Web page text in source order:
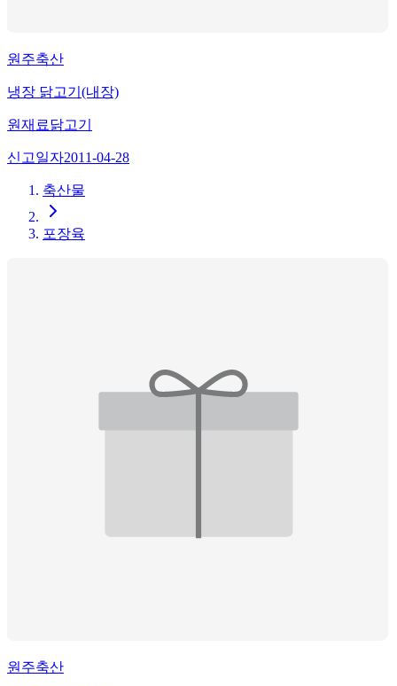
원주축산
냉장 닭고기(내장)
원재료닭고기
신고일자2011-04-28
축산물
포장육
원주축산